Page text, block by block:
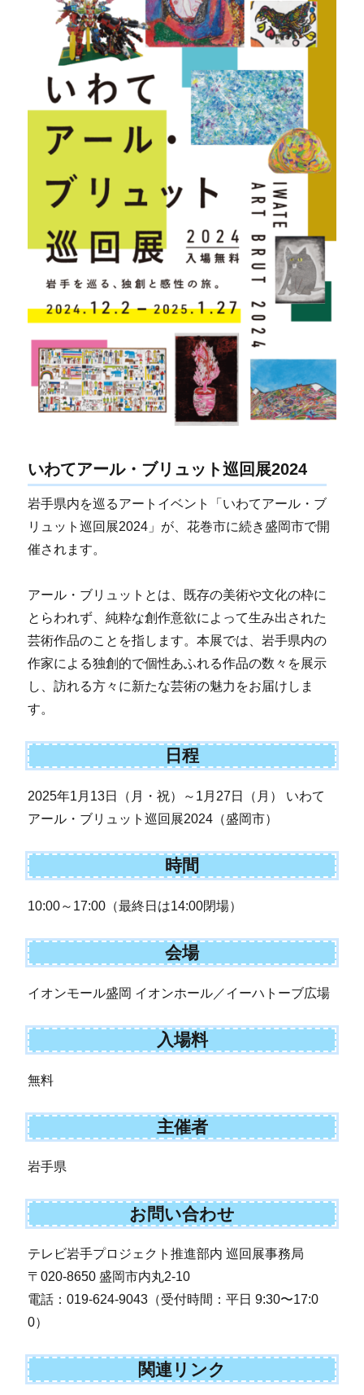
いわてアール・ブリュット巡回展2024
岩手県内を巡るアートイベント「いわてアール・ブ
リュット巡回展2024」が、花巻市に続き盛岡市で開
催されます。
アール・ブリュットとは、既存の美術や文化の枠に
とらわれず、純粋な創作意欲によって生み出された
芸術作品のことを指します。本展では、岩手県内の
作家による独創的で個性あふれる作品の数々を展示
し、訪れる方々に新たな芸術の魅力をお届けしま
す。
日程
2025年1月13日（月・祝）～1月27日（月） いわて
アール・ブリュット巡回展2024（盛岡市）
時間
10:00～17:00（最終日は14:00閉場）
会場
イオンモール盛岡 イオンホール／イーハトーブ広場
入場料
無料
主催者
岩手県
お問い合わせ
テレビ岩手プロジェクト推進部内 巡回展事務局
〒020-8650 盛岡市内丸2-10
電話：019-624-9043（受付時間：平日 9:30〜17:0
0）
関連リンク